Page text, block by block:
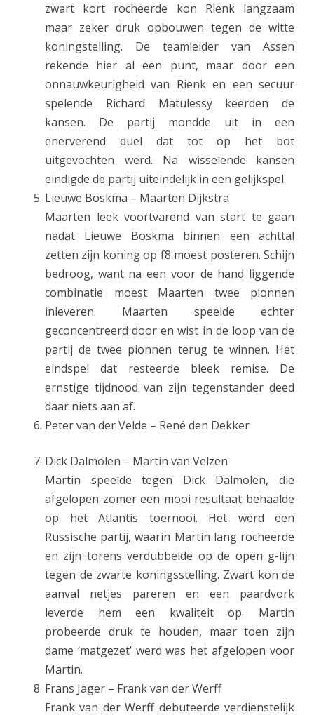
zwart kort rocheerde kon Rienk langzaam
maar zeker druk opbouwen tegen de witte
koningstelling. De teamleider van Assen
rekende hier al een punt, maar door een
onnauwkeurigheid van Rienk en een secuur
spelende Richard Matulessy keerden de
kansen. De partij mondde uit in een
enerverend duel dat tot op het bot
uitgevochten werd. Na wisselende kansen
eindigde de partij uiteindelijk in een gelijkspel.
Lieuwe Boskma – Maarten Dijkstra
Maarten leek voortvarend van start te gaan
nadat Lieuwe Boskma binnen een achttal
zetten zijn koning op f8 moest posteren. Schijn
bedroog, want na een voor de hand liggende
combinatie moest Maarten twee pionnen
inleveren. Maarten speelde echter
geconcentreerd door en wist in de loop van de
partij de twee pionnen terug te winnen. Het
eindspel dat resteerde bleek remise. De
ernstige tijdnood van zijn tegenstander deed
daar niets aan af.
Peter van der Velde – René den Dekker
Dick Dalmolen – Martin van Velzen
Martin speelde tegen Dick Dalmolen, die
afgelopen zomer een mooi resultaat behaalde
op het Atlantis toernooi. Het werd een
Russische partij, waarin Martin lang rocheerde
en zijn torens verdubbelde op de open g-lijn
tegen de zwarte koningsstelling. Zwart kon de
aanval netjes pareren en een paardvork
leverde hem een kwaliteit op. Martin
probeerde druk te houden, maar toen zijn
dame ‘matgezet’ werd was het afgelopen voor
Martin.
Frans Jager – Frank van der Werff
Frank van der Werff debuteerde verdienstelijk